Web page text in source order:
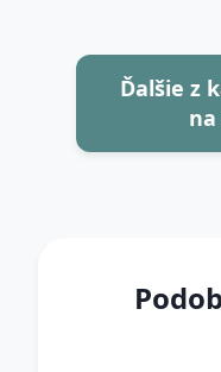
Ďalšie z